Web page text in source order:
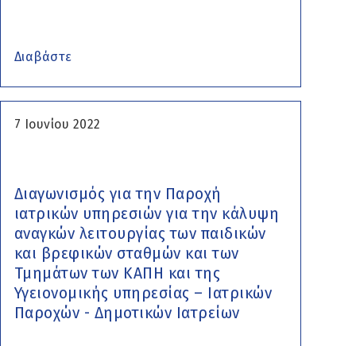
Διαβάστε
7 Ιουνίου 2022
Διαγωνισμός για την Παροχή
ιατρικών υπηρεσιών για την κάλυψη
αναγκών λειτουργίας των παιδικών
και βρεφικών σταθμών και των
Τμημάτων των ΚΑΠΗ και της
Υγειονομικής υπηρεσίας – Ιατρικών
Παροχών - Δημοτικών Ιατρείων